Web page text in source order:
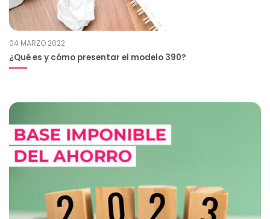
04 MARZO 2022
¿Qué es y cómo presentar el modelo 390?